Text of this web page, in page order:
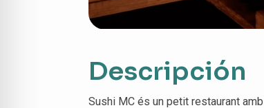
Descripción
Sushi MC és un petit restaurant